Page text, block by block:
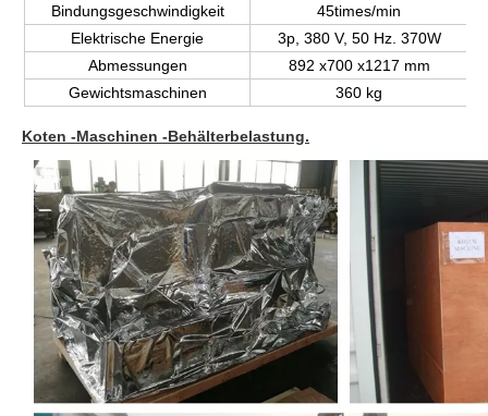
Bindungsgeschwindigkeit
45times/min
Elektrische Energie
3p, 380 V, 50 Hz. 370W
Abmessungen
892 x700 x1217 mm
Gewichtsmaschinen
360 kg
Koten -Maschinen -Behälterbelastung.